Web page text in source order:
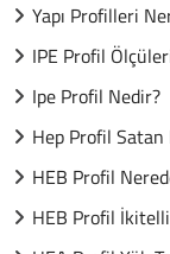
Yapı Profilleri
IPE Profil
Ipe Profil Nedir?
Hep Profil
HEB Profil
HEB Profil İkitelli